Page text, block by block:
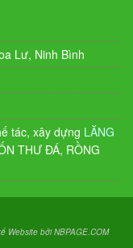
Lư, Ninh Bình
tác, xây dựng LĂNG
THƯ ĐÁ, RỒNG
Website bởi NBPAGE.COM